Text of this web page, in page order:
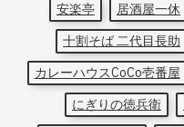
安楽亭
居酒屋一休
十割そば 二代目長助
カレーハウスCoCo壱番屋
にぎりの徳兵衛